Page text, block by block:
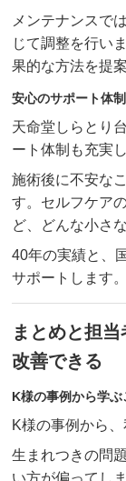
メンテナンスで
じて調整を行い
果的な方法を提
安心のサポート体制
天命堂しらとり
ート体制も充実
施術後に不安な
す。セルフケア
ど、どんな小さ
40年の実績と、
サポートします。
まとめと担
改善できる
K様の事例から学ぶ
K様の事例から
生まれつきの問